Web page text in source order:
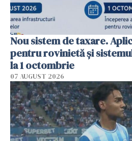
Nou sistem de taxare.
pentru rovinietă şi
la 1 octombrie
07 AUGUST 2026